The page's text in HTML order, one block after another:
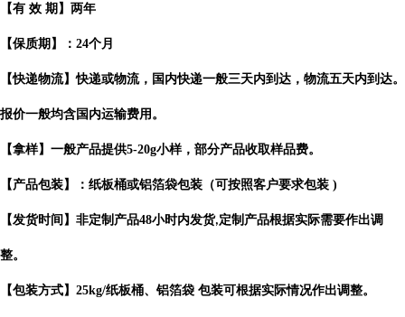
【有 效 期】两年
【保质期】： 24个月
【快递物流】快递或物流，国内快递一般三天内到达，物流五天内到达。
报价一般均含国内运输费用。
【拿样】一般产品提供5-20g小样，部分产品收取样品费。
【产品包装】：纸板桶或铝箔袋包装（可按照客户要求包装 )
【发货时间】非定制产品48小时内发货,定制产品根据实际需要作出调
整。
【包装方式】 25kg/纸板桶、铝箔袋 包装可根据实际情况作出调整。